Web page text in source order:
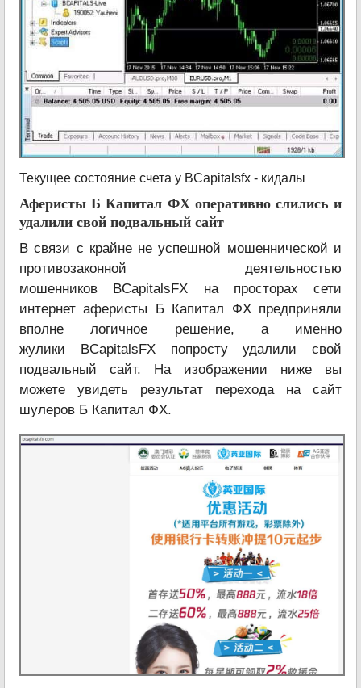
Текущее состояние счета у BCapitalsfx - кидалы
Аферисты Б Капитал ФХ оперативно слились и
удалили свой подвальный сайт
В связи с крайне не успешной мошеннической и
противозаконной деятельностью
мошенников BCapitalsFX на просторах сети
интернет аферисты Б Капитал ФХ предприняли
вполне логичное решение, а именно
жулики BCapitalsFX попросту удалили свой
подвальный сайт. На изображении ниже вы
можете увидеть результат перехода на сайт
шулеров Б Капитал ФХ.